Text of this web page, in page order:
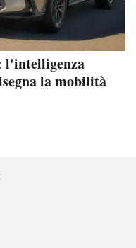
l'intelligenza
la mobilità